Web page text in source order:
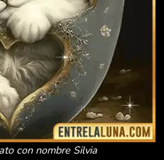
con nombre Silvia